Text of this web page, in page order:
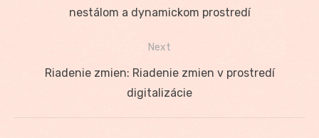
nestálom a dynamickom prostredí
Next
NextRiadenie zmien: Riadenie zmien v prostredí
digitalizácie